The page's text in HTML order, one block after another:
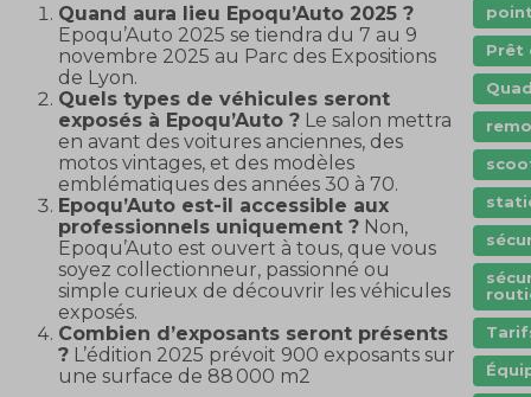
Quand aura lieu Epoqu’Auto 2025 ?
Epoqu’Auto 2025 se tiendra du 7 au 9
novembre 2025 au Parc des Expositions
de Lyon.
Quels types de véhicules seront
exposés à Epoqu’Auto ?Le salon mettra
en avant des voitures anciennes, des
motos vintages, et des modèles
emblématiques des années 30 à 70.
Epoqu’Auto est-il accessible aux
professionnels uniquement ?Non,
Epoqu’Auto est ouvert à tous, que vous
soyez collectionneur, passionné ou
simple curieux de découvrir les véhicules
exposés.
Combien d’exposants seront présents
?L’édition 2025 prévoit 900 exposants sur
une surface de 88 000 m2
Prêt